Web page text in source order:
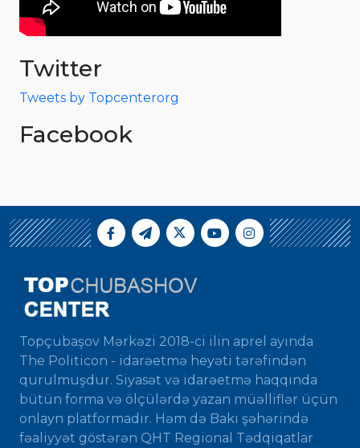
Twitter
Tweets by Topcenterorg
Facebook
Topçubaşov Mərkəzi 2018-ci ilin aprel ayında
The Politicon - idarəetmə heyəti tərəfindən
qurulmuşdur. Siyasət və idarəetmə haqqında
bütün forma və ölçülərdə yazan müəlliflər üçün
onlayn platformadır. Həm də Bakı şəhərində
fəaliyyət göstərən QHT Regional Tədqiqatlar